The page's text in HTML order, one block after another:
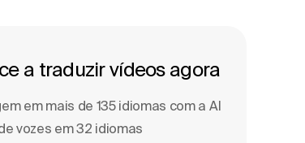
a traduzir vídeos agora
em mais de 135 idiomas com a Al
vozes em 32 idiomas